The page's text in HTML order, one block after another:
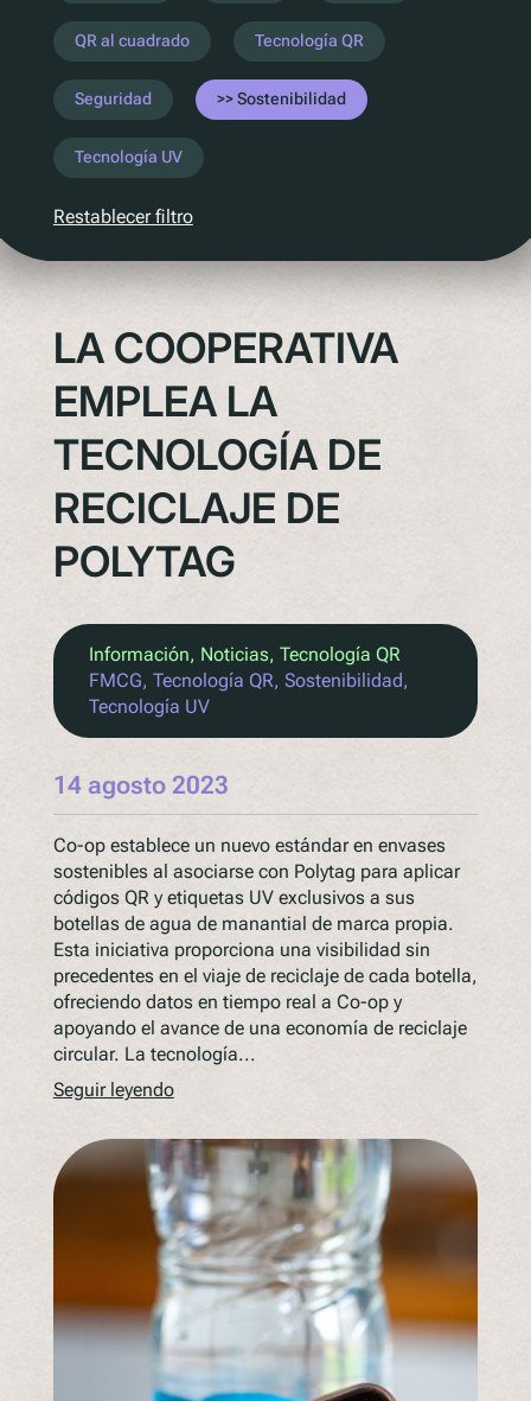
Entender la próxima legislación
PPWR
SB54
EPR
ESPR
Contacto
Socios
QR al cuadrado de Polytag
QR al cuadrado Tecnología QR
Seguridad Sostenibilidad
Tecnología UV
Restablecer filtro
LA COOPERATIVA
EMPLEA LA
TECNOLOGÍA DE
RECICLAJE DE
POLYTAG
Información, Noticias, Tecnología QR
FMCG, Tecnología QR, Sostenibilidad
Tecnología UV
14 agosto 2023
Co-op establece un nuevo estándar en envases
sostenibles al asociarse con Polytag para aplicar
códigos QR y etiquetas UV exclusivos a sus
botellas de agua de manantial de marca propia.
Esta iniciativa proporciona una visibilidad sin
precedentes en el viaje de reciclaje de cada botella,
ofreciendo datos en tiempo real a Co-op y
apoyando el avance de una economía de reciclaje
circular. La tecnología...
Seguir leyendo